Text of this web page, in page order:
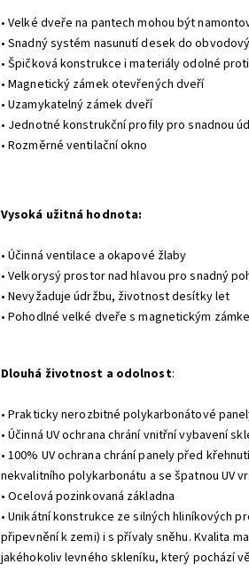
• Velké dveře na pantech mohou být
• Snadný systém nasunutí desek do
• Špičková konstrukce i materiály odolné
• Magnetický zámek otevřených dveří
• Uzamykatelný zámek dveří
• Jednotné konstrukční profily pro snadnou
• Rozměrné ventilační okno
Vysoká užitná hodnota:
• Účinná ventilace a okapové žlaby
• Velkorysý prostor nad hlavou pro snadný
• Nevyžaduje údržbu, životnost desítky let
• Pohodlné velké dveře s magnetickým
Dlouhá životnost a odolnost:
• Prakticky nerozbitné polykarbonátové
• Účinná UV ochrana chrání vnitřní vybavení
• 100% UV ochrana chrání panely před
nekvalitního polykarbonátu a se špatnou UV
• Ocelová pozinkovaná základna
• Unikátní konstrukce ze silných hliníkových
připevnění k zemi) i s přívaly sněhu. Kvalita
jakéhokoliv levného skleníku, který pochází